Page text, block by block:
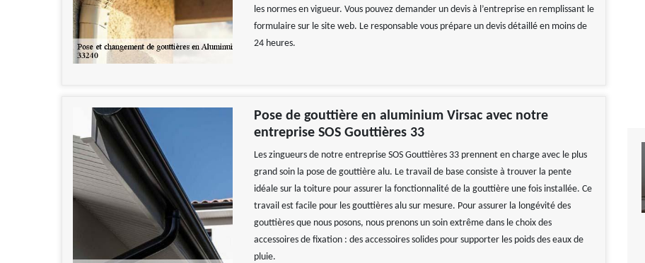
les normes en vigueur. Vous pouvez demander un devis à l’entreprise en remplissant le
formulaire sur le site web. Le responsable vous prépare un devis détaillé en moins de
24 heures.
Pose de gouttière en aluminium Virsac avec notre
entreprise SOS Gouttières 33
Les zingueurs de notre entreprise SOS Gouttières 33 prennent en charge avec le plus
grand soin la pose de gouttière alu. Le travail de base consiste à trouver la pente
idéale sur la toiture pour assurer la fonctionnalité de la gouttière une fois installée. Ce
travail est facile pour les gouttières alu sur mesure. Pour assurer la longévité des
gouttières que nous posons, nous prenons un soin extrême dans le choix des
accessoires de fixation : des accessoires solides pour supporter les poids des eaux de
pluie.